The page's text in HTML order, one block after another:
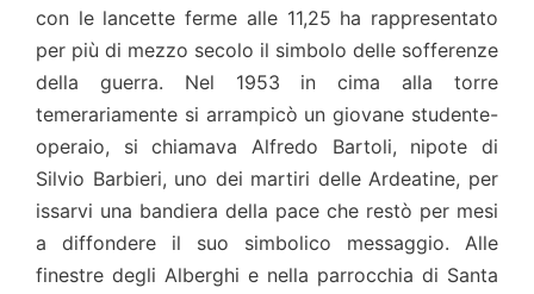
con le lancette ferme alle 11,25 ha rappresentato
per più di mezzo secolo il simbolo delle sofferenze
della guerra. Nel 1953 in cima alla torre
temerariamente si arrampicò un giovane studente-
operaio, si chiamava Alfredo Bartoli, nipote di
Silvio Barbieri, uno dei martiri delle Ardeatine, per
issarvi una bandiera della pace che restò per mesi
a diffondere il suo simbolico messaggio. Alle
finestre degli Alberghi e nella parrocchia di Santa